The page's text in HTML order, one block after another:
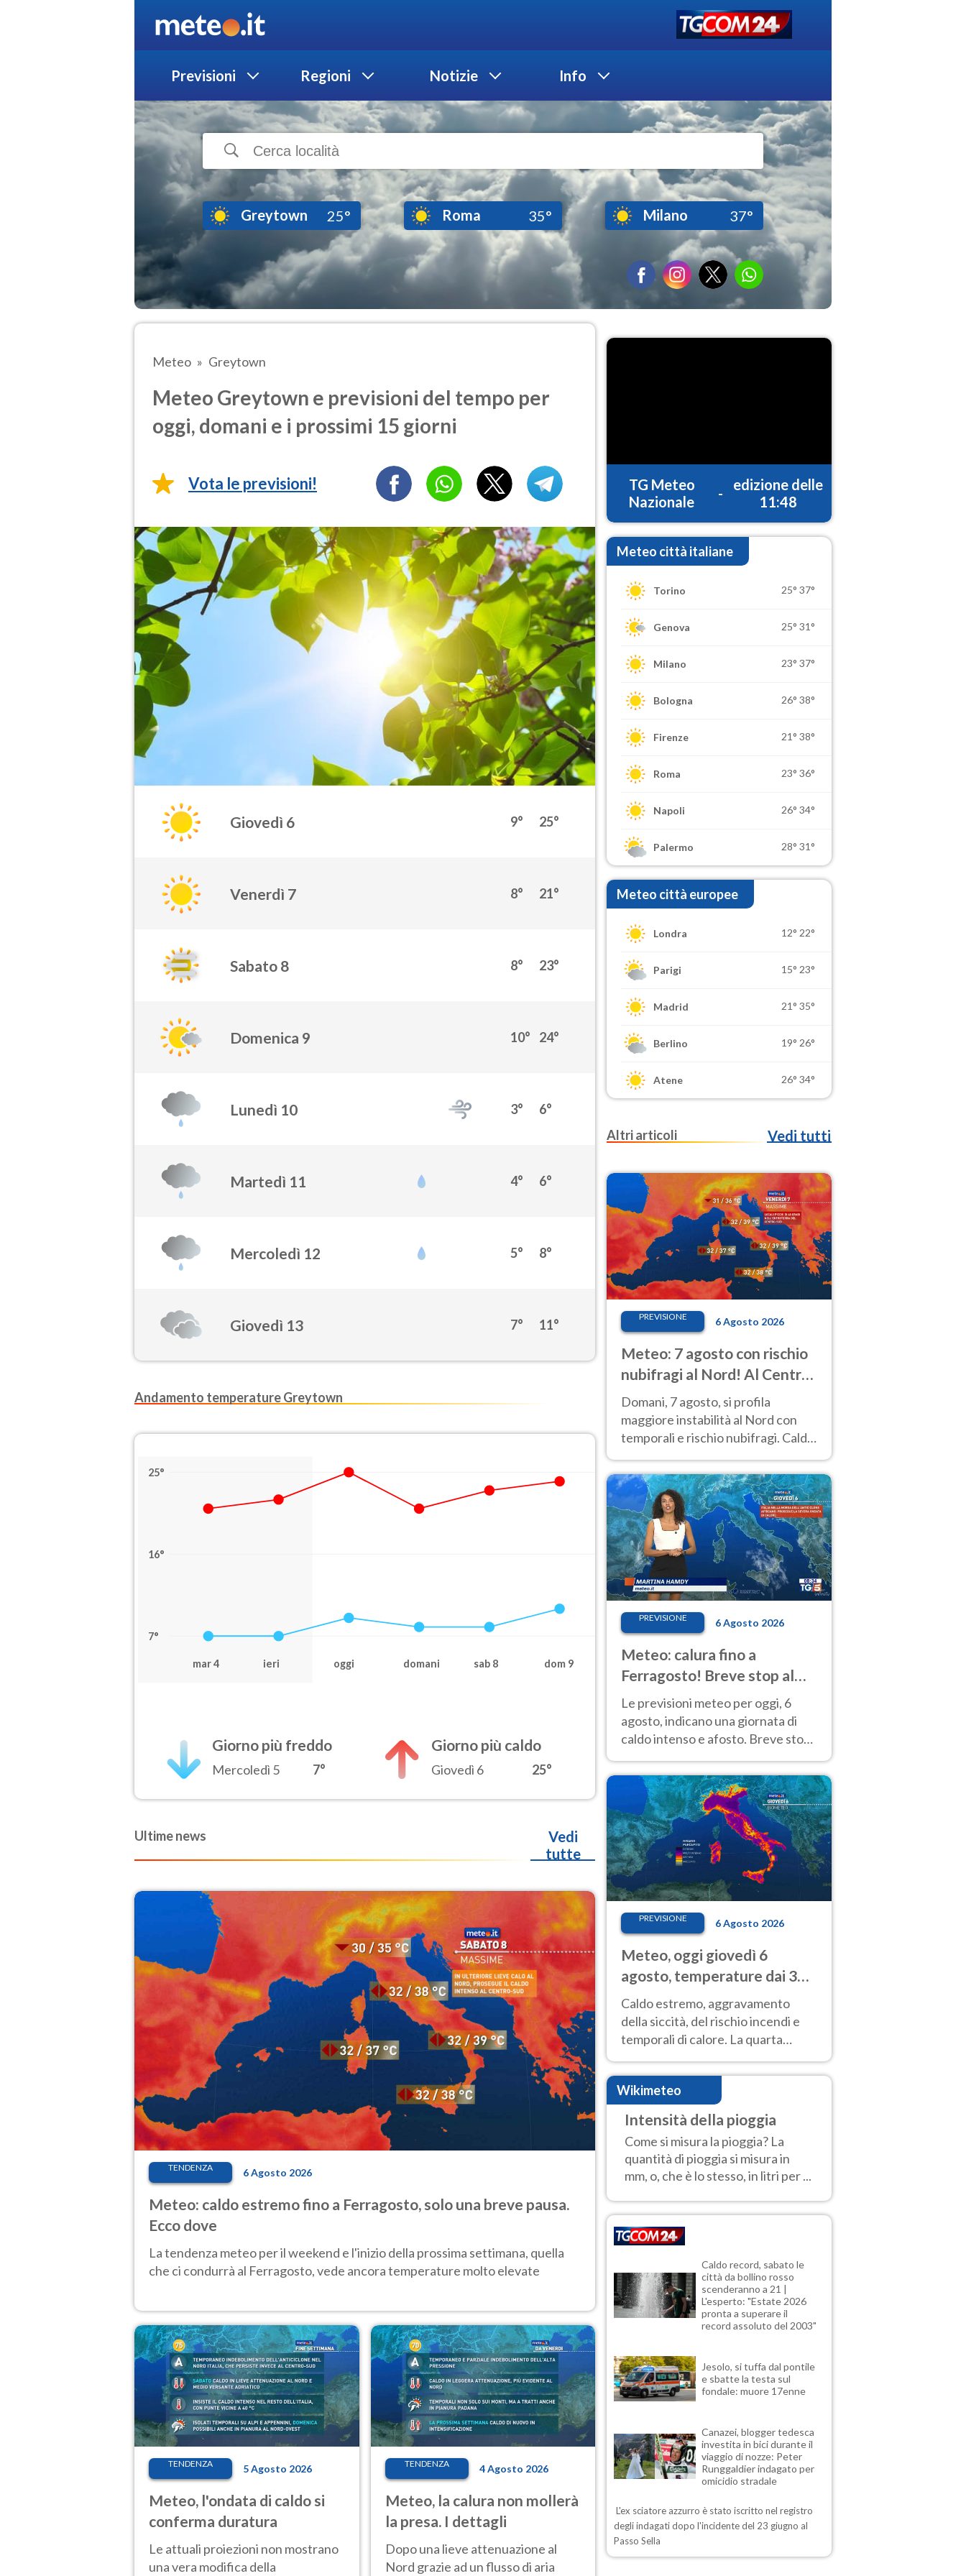
Previsioni Regioni Notizie Info
Greytown 25° Roma 35° Milano 37°
Meteo Greytown
Meteo Greytown e previsioni del tempo per
oggi, domani e i prossimi 15 giorni
Vota le previsioni!
Giovedì 6 9° 25°
Venerdì 7 8° 21°
Sabato 8 8° 23°
Domenica 9 10° 24°
Lunedì 10 3° 6°
Martedì 11 4° 6°
Mercoledì 12 5° 8°
Giovedì 13 7° 11°
Andamento temperature Greytown
25°
16°
7°
mar 4 ieri oggi domani sab 8 dom 9
Giorno più freddo
Mercoledì 5 7°
Giorno più caldo
Giovedì 6 25°
Ultime news
Vedi
tutte
TENDENZA 6 Agosto 2026
Meteo: caldo estremo fino a Ferragosto, solo una breve pausa.
Ecco dove
La tendenza meteo per il weekend e l'inizio della prossima settimana, quella
che ci condurrà al Ferragosto, vede ancora temperature molto elevate
TENDENZA 5 Agosto 2026
Meteo, l'ondata di caldo si
conferma duratura
Le attuali proiezioni non mostrano
una vera modifica della
TENDENZA 4 Agosto 2026
Meteo, la calura non mollerà
la presa. I dettagli
Dopo una lieve attenuazione al
Nord grazie ad un flusso di aria
TG Meteo
Nazionale
-
edizione delle
11:48
Meteo città italiane
Torino 25° 37°
Genova 25° 31°
Milano 23° 37°
Bologna 26° 38°
Firenze 21° 38°
Roma 23° 36°
Napoli 26° 34°
Palermo 28° 31°
Meteo città europee
Londra 12° 22°
Parigi 15° 23°
Madrid 21° 35°
Berlino 19° 26°
Atene 26° 34°
Altri articoli Vedi tutti
PREVISIONE 6 Agosto 2026
Meteo: 7 agosto con rischio
nubifragi al Nord! Al Centro-
Sud caldo estremo
Domani, 7 agosto, si profila
maggiore instabilità al Nord con
temporali e rischio nubifragi. Caldo
previsioni.
PREVISIONE 6 Agosto 2026
Meteo: calura fino a
Ferragosto! Breve stop al
Nord tra 7 e 9 agosto
Le previsioni meteo per oggi, 6
agosto, indicano una giornata di
caldo intenso e afosto. Breve stop
Nord.
PREVISIONE 6 Agosto 2026
Meteo, oggi giovedì 6
agosto, temperature dai 33
ai 40 gradi
Caldo estremo, aggravamento
della siccità, del rischio incendi e
temporali di calore. La quarta
intensa ondata di calore non dà
tregua e durerà fino Ferragosto
Wikimeteo
Intensità della pioggia
Come si misura la pioggia? La
quantità di pioggia si misura in
mm, o, che è lo stesso, in litri per ...
Caldo record, sabato le
città da bollino rosso
scenderanno a 21 |
L'esperto: "Estate 2026
pronta a superare il
record assoluto del 2003"
Jesolo, si tuffa dal pontile
e sbatte la testa sul
fondale: muore 17enne
Canazei, blogger tedesca
investita in bici durante il
viaggio di nozze: Peter
Runggaldier indagato per
omicidio stradale
L'ex sciatore azzurro è stato iscritto nel registro
degli indagati dopo l'incidente del 23 giugno al
Passo Sella